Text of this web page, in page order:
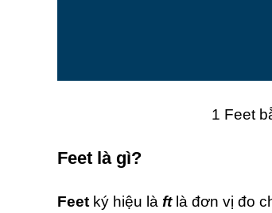
1 Feet
Feet là gì?
Feet ký hiệu là ft là đơn vị đo